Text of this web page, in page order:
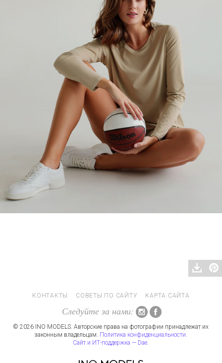
КОНТАКТЫ СОВЕТЫ ПО САЙТУ КАРТА САЙТА
Следуйте за нами:
© 2026 INO MODELS. Авторские права на фотографии принадлежат их
законным владельцам. Политика конфиденциальности.
Сайт и ИТ-поддержка — Dae.